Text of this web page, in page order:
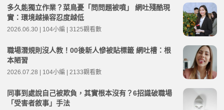
多久能獨立作業？菜鳥憂「問問題被噴」 網吐殘酷現
實：環境越操容忍度越低
2026.06.30 | 104小編 | 3125觀看數
職場潛規則沒人教！00後新人慘被貼標籤 網吐槽：根
本陋習
2026.07.28 | 104小編 | 2133觀看數
同事到處說自己被欺負，其實根本沒有？6招識破職場
「受害者敘事」手法